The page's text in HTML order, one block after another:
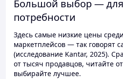
Большой выбор —
потребности
Здесь самые низкие цены
маркетплейсов — так говорят
(исследование Kantar, 2025).
от тысяч продавцов, читайте
выбирайте лучшее.